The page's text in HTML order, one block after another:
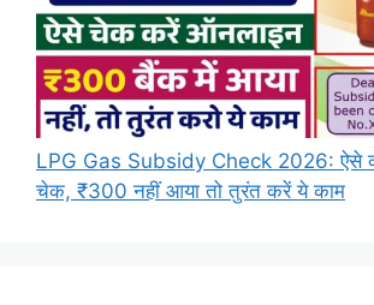
LPG Gas Subsidy Check 2026: ऐसे
चेक, ₹300 नहीं आया तो तुरंत करें ये काम